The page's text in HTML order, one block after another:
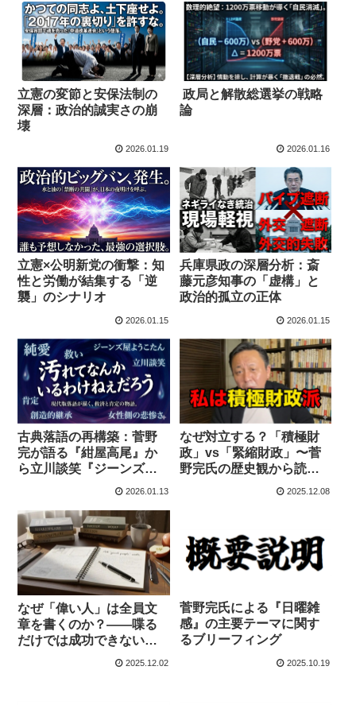
立憲の変節と安保法制の
深層：政治的誠実さの崩
壊
2026.01.19
政局と解散総選挙の戦略
論
2026.01.16
立憲×公明新党の衝撃：知
性と労働が結集する「逆
襲」のシナリオ
2026.01.15
兵庫県政の深層分析：斎
藤元彦知事の「虚構」と
政治的孤立の正体
2026.01.15
古典落語の再構築：菅野
完が語る『紺屋高尾』か
ら立川談笑『ジーンズ屋
ようこたん』への昇華
2026.01.13
なぜ対立する？「積極財
政」vs「緊縮財政」〜菅
野完氏の歴史観から読み
解く根本的な違い〜
2025.12.08
なぜ「偉い人」は全員文
章を書くのか？——喋る
だけでは成功できない、
現代社会の残酷なルール
2025.12.02
菅野完氏による『日曜雑
感』の主要テーマに関す
るブリーフィング
2025.10.19